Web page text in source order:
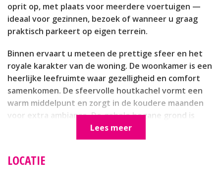
oprit op, met plaats voor meerdere voertuigen —
ideaal voor gezinnen, bezoek of wanneer u graag
praktisch parkeert op eigen terrein.
Binnen ervaart u meteen de prettige sfeer en het
royale karakter van de woning. De woonkamer is een
heerlijke leefruimte waar gezelligheid en comfort
samenkomen. De sfeervolle houtkachel vormt een
warm middelpunt en zorgt in de koudere maanden
voor extra ambiance. De gehele begane grond is
voorzien van vloerverwarming, wat zorgt voor een
aangenaam en gelijkmatig wooncomfort. Of u nu
familie en vrienden samen bent: dit is een huis
Lees meer
LOCATIE